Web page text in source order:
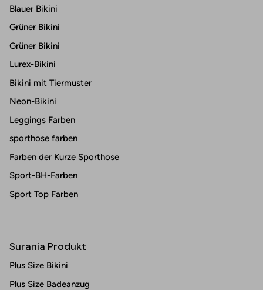
Blauer Bikini
Grüner Bikini
Grüner Bikini
Lurex-Bikini
Bikini mit Tiermuster
Neon-Bikini
Leggings Farben
sporthose farben
Farben der Kurze Sporthose
Sport-BH-Farben
Sport Top Farben
Surania Produkt
Plus Size Bikini
Plus Size Badeanzug